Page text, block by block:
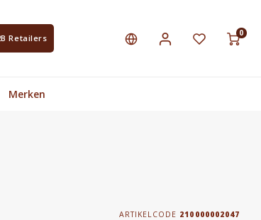
Retailers
0
Merken
ARTIKELCODE 210000002047